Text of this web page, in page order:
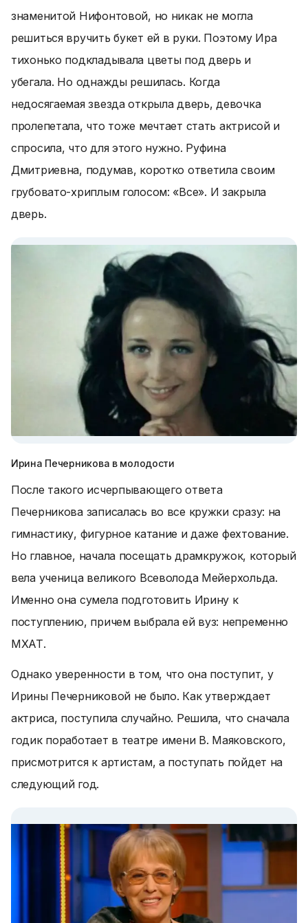
знаменитой Нифонтовой, но никак не могла
решиться вручить букет ей в руки. Поэтому Ира
тихонько подкладывала цветы под дверь и
убегала. Но однажды решилась. Когда
недосягаемая звезда открыла дверь, девочка
пролепетала, что тоже мечтает стать актрисой и
спросила, что для этого нужно. Руфина
Дмитриевна, подумав, коротко ответила своим
грубовато-хриплым голосом: «Все». И закрыла
дверь.
Ирина Печерникова в молодости
После такого исчерпывающего ответа
Печерникова записалась во все кружки сразу: на
гимнастику, фигурное катание и даже фехтование.
Но главное, начала посещать драмкружок, который
вела ученица великого Всеволода Мейерхольда.
Именно она сумела подготовить Ирину к
поступлению, причем выбрала ей вуз: непременно
МХАТ.
Однако уверенности в том, что она поступит, у
Ирины Печерниковой не было. Как утверждает
актриса, поступила случайно. Решила, что сначала
годик поработает в театре имени В. Маяковского,
присмотрится к артистам, а поступать пойдет на
следующий год.